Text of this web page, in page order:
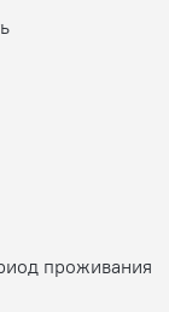
проживания